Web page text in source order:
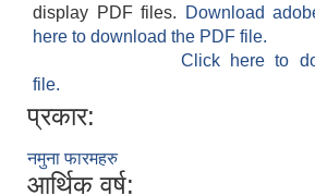
display PDF files.
Download
here to download the PDF file.
Click here to
file.
प्रकार:
नमुना फारमहरु
आर्थिक वर्ष: